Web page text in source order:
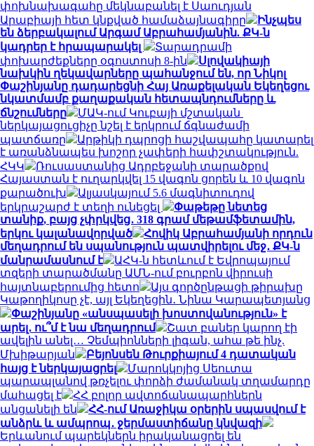
փոխնախագահը մեկնաբանել է Սաուդյան
Արաբիայի հետ կնքված համաձայնագիրը
Ինչպես
են ձերբակալում Արգամ Աբրահամյանին. ՔԿ-ն
կադրեր է հրապարակել
Տարադրամի
փոխարժեքները օգոստոսի 8-ին
Սլովակիայի
նախկին ղեկավարները պահանջում են, որ Նիկոլ
Փաշինյանը դադարեցնի Հայ Առաքելական Եկեղեցու
նկատմամբ քաղաքական հետապնդումները և
ճնշումները
ՄԱԿ-ում Կուբայի մշտական ​​
ներկայացուցիչը նշել է երկրում ճգնաժամի
պատճառը
Արթիկի դպրոցի հաշվապահը կատարել
է առանձնապես խոշոր չափերի հափշտակություն.
ՀԿԿ
Ռուսաստանից Ադրբեջանի տարածքով
Հայաստան է ուղարկվել 15 վագոն ցորեն և 10 վագոն
քարածուխ
Ալյասկայում 5.6 մագնիտուդով
երկրաշարժ է տեղի ունեցել
Փաթեթը նետեց
տանիք, բայց չփրկվեց․ 318 գրամ մեթամֆետամին,
երկու կալանավորված
Հովիկ Աբրահամյանի որդուն
մեղադրում են սպանություն պատվիրելու մեջ․ ՔԿ-ն
մանրամասնում է
ԱՀԿ-ն հետևում է Եվրոպայում
տզերի տարածմանը ԱՄՆ-ում բուրբոն վիրուսի
հայտնաբերումից հետո
Այս գործընթացի թիրախը
Կաթողիկոսը չէ, այլ Եկեղեցին․ Նինա Կարապետյանց
Փաշինյանը «անսպասելի խոստովանություն» է
արել․ ու՞մ է նա մեղադրում
Շատ բաներ կարող էի
ավելին անել… Չեմպիոնների լիգան, ահա թե ինչ.
Մխիթարյան
Բեյոնսեն Թուրքիայում 4 դատական
հայց է ներկայացրել
Մարոկկոյից Սեուտա
պարապլանով թռչելու փորձի ժամանակ տղամարդը
մահացել է
ՀՀ բոլոր ավտոճանապարհներն
անցանելի են
ՀՀ-ում Առաջիկա օրերին սպասվում է
անձրև և ամպրոպ․ ջերմաստիճանը կնվազի
Երևանում պարեկներն իրականացրել են